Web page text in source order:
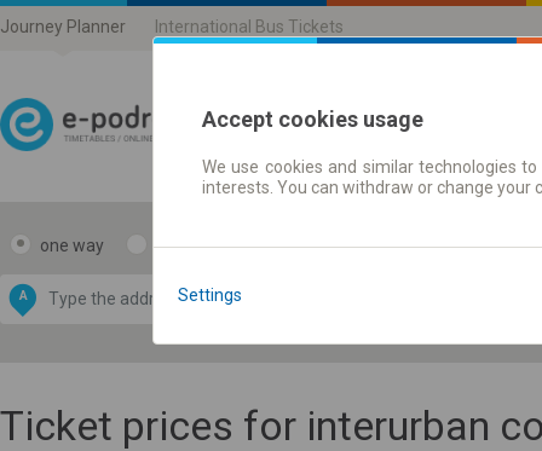
Journey Planner International Bus Tickets
Journey planner |
one way return
A
by
OpenStreetMap
Ticket prices for interurban
Accept cookies usage
We use cookies and similar technologies
interests. You can withdraw or change
Settings